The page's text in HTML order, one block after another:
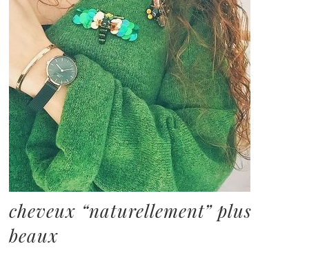
cheveux “naturellement” plus
beaux